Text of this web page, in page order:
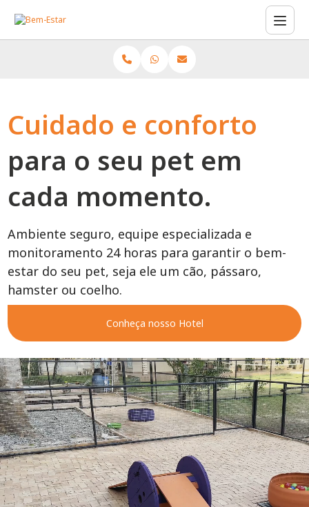
Cuidado e conforto
para o seu pet em
cada momento.
Ambiente seguro, equipe especializada e
monitoramento 24 horas para garantir o bem-
estar do seu pet, seja ele um cão, pássaro,
hamster ou coelho.
Conheça nosso Hotel